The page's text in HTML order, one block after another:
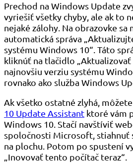
Prechod na Windows Update
vyriešiť všetky chyby, ale ak to
nejaké zálohy. Na obrazovke sa
automatická správa
systému Windows 10“. Táto
kliknúť na tlačidlo „Aktualizovať
najnovšiu verziu systému
rovnako ako služba Windows
Ak všetko ostatné zlyhá, môžete
10 Update Assistant ktoré vám
Windows 10. Stačí navštíviť
spoločnosti Microsoft, stiahnuť
na plochu. Potom po spustení
„Inovovať tento počítač teraz“.